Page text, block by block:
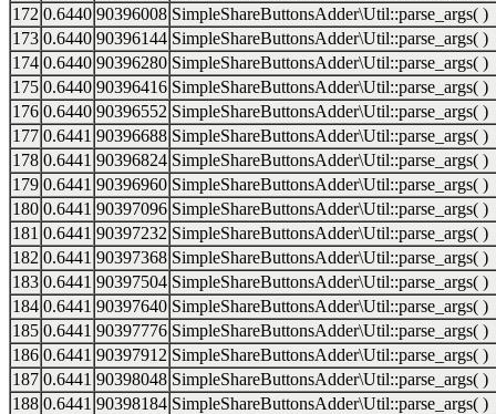
172 0.6440 90396008 SimpleShareButtonsAdder\Util::parse_args( )
173 0.6440 90396144 SimpleShareButtonsAdder\Util::parse_args( )
174 0.6440 90396280 SimpleShareButtonsAdder\Util::parse_args( )
175 0.6440 90396416 SimpleShareButtonsAdder\Util::parse_args( )
176 0.6440 90396552 SimpleShareButtonsAdder\Util::parse_args( )
177 0.6441 90396688 SimpleShareButtonsAdder\Util::parse_args( )
178 0.6441 90396824 SimpleShareButtonsAdder\Util::parse_args( )
179 0.6441 90396960 SimpleShareButtonsAdder\Util::parse_args( )
180 0.6441 90397096 SimpleShareButtonsAdder\Util::parse_args( )
181 0.6441 90397232 SimpleShareButtonsAdder\Util::parse_args( )
182 0.6441 90397368 SimpleShareButtonsAdder\Util::parse_args( )
183 0.6441 90397504 SimpleShareButtonsAdder\Util::parse_args( )
184 0.6441 90397640 SimpleShareButtonsAdder\Util::parse_args( )
185 0.6441 90397776 SimpleShareButtonsAdder\Util::parse_args( )
186 0.6441 90397912 SimpleShareButtonsAdder\Util::parse_args( )
187 0.6441 90398048 SimpleShareButtonsAdder\Util::parse_args( )
188 0.6441 90398184 SimpleShareButtonsAdder\Util::parse_args( )